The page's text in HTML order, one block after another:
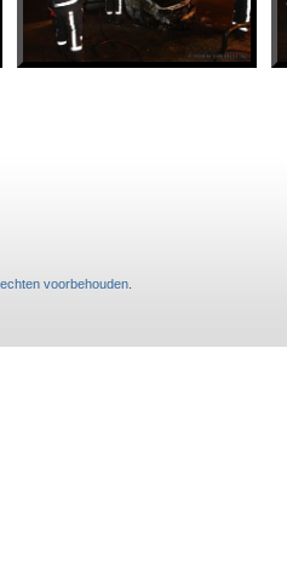
voorbehouden